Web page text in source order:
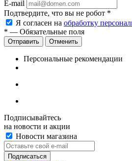
E-mail
Подтвердите, что вы не робот *
Я согласен на обработку
* — Обязательные поля
Отменить
Персональные рекомендации
Подписывайтесь
на новости и акции
Новости магазина